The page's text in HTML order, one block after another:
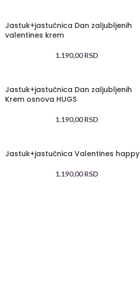
Jastuk+jastučnica Dan zaljubljenih
valentines krem
1.190,00RSD
Jastuk+jastučnica Dan zaljubljenih
Krem osnova HUGS
1.190,00RSD
Jastuk+jastučnica Valentines happy
1.190,00RSD